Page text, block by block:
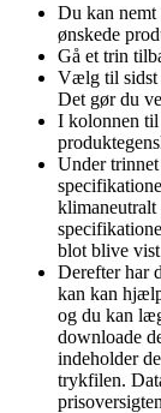
Du kan nemt
ønskede
Gå et trin
Vælg til sidst
Det gør du
I kolonnen til
Under
blot blive
Derefter har
kan kan
og du kan
downloade
indeholder
trykfilen.